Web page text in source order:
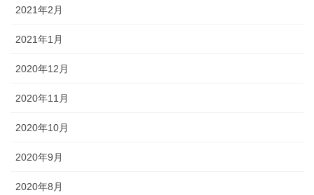
2021年2月
2021年1月
2020年12月
2020年11月
2020年10月
2020年9月
2020年8月